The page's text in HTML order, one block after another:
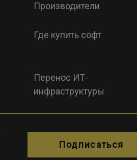
Производители
Где купить софт
Перенос ИТ-
инфраструктуры
Подписаться